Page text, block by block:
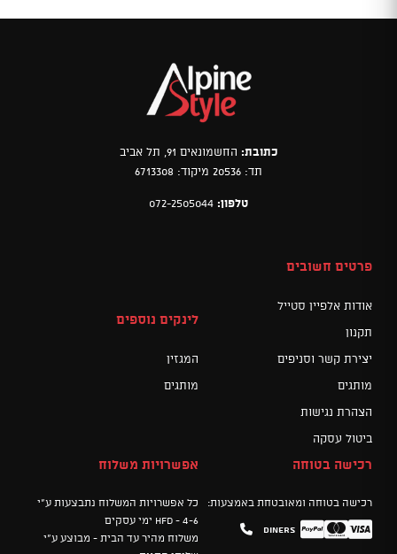
כתובת: החשמונאים 91, תל אביב
תד: 20536 מיקוד: 6713308
טלפון: 072-2505044
פרטים חשובים
אודות אלפיין סטייל
תקנון
יצירת קשר וסניפים
מותגים
הצהרת נגישות
ביטול עסקה
לינקים נוספים
המגזין
מותגים
רכישה בטוחה
רכישה בטוחה ומאובטחת באמצעות:
Visa
Mastercard
PayPal
Diners
אפשרויות משלוח
כל אפשרויות המשלוח נתבצעות ע"י
HFD - 4-6 ימי עסקים
משלוח מהיר עד הבית - מבוצע ע"י